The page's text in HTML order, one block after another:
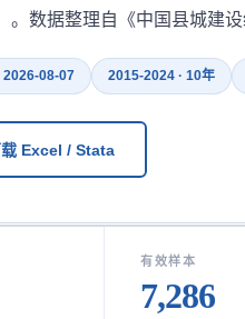
。数据整理自《中国县城建设
2026-08-07 2015-2024 · 10年
载 Excel / Stata
有效样本
7,286